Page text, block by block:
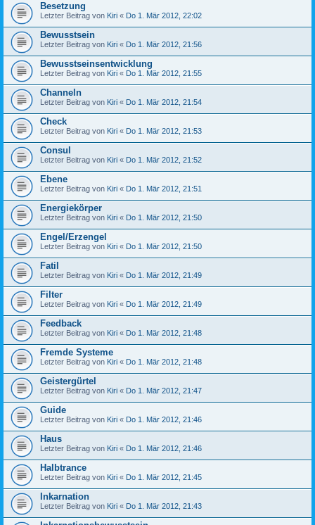
Besetzung
Letzter Beitrag von Kiri « Do 1. Mär 2012, 22:02
Bewusstsein
Letzter Beitrag von Kiri « Do 1. Mär 2012, 21:56
Bewusstseinsentwicklung
Letzter Beitrag von Kiri « Do 1. Mär 2012, 21:55
Channeln
Letzter Beitrag von Kiri « Do 1. Mär 2012, 21:54
Check
Letzter Beitrag von Kiri « Do 1. Mär 2012, 21:53
Consul
Letzter Beitrag von Kiri « Do 1. Mär 2012, 21:52
Ebene
Letzter Beitrag von Kiri « Do 1. Mär 2012, 21:51
Energiekörper
Letzter Beitrag von Kiri « Do 1. Mär 2012, 21:50
Engel/Erzengel
Letzter Beitrag von Kiri « Do 1. Mär 2012, 21:50
Fatil
Letzter Beitrag von Kiri « Do 1. Mär 2012, 21:49
Filter
Letzter Beitrag von Kiri « Do 1. Mär 2012, 21:49
Feedback
Letzter Beitrag von Kiri « Do 1. Mär 2012, 21:48
Fremde Systeme
Letzter Beitrag von Kiri « Do 1. Mär 2012, 21:48
Geistergürtel
Letzter Beitrag von Kiri « Do 1. Mär 2012, 21:47
Guide
Letzter Beitrag von Kiri « Do 1. Mär 2012, 21:46
Haus
Letzter Beitrag von Kiri « Do 1. Mär 2012, 21:46
Halbtrance
Letzter Beitrag von Kiri « Do 1. Mär 2012, 21:45
Inkarnation
Letzter Beitrag von Kiri « Do 1. Mär 2012, 21:43